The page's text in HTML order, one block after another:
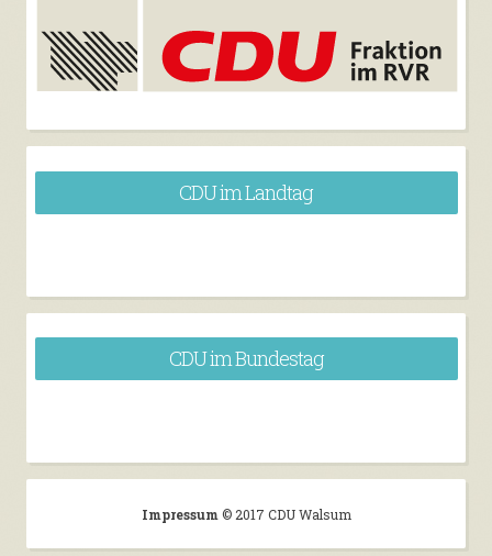
CDU im Landtag
CDU im Bundestag
Impressum © 2017 CDU Walsum